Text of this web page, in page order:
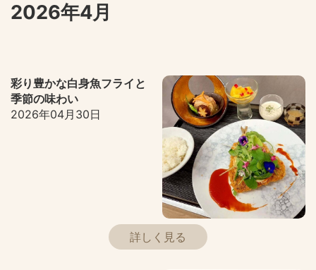
2026年4月
彩り豊かな白身魚フライと
季節の味わい
2026年04月30日
詳しく見る